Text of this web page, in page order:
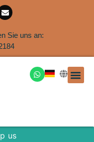
Sie uns an:
us